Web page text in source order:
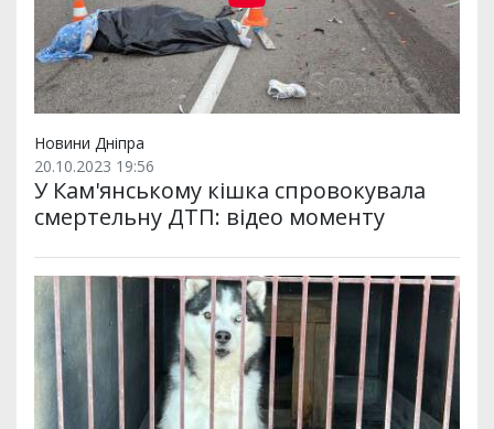
Новини Дніпра
20.10.2023 19:56
У Кам'янському кішка спровокувала
смертельну ДТП: відео моменту